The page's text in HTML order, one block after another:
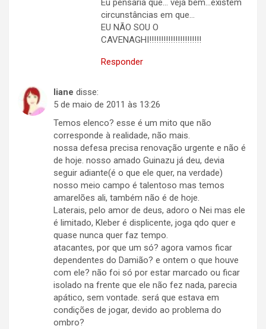
Eu pensaria que… veja bem…existem
circunstâncias em que…
EU NÃO SOU O
CAVENAGHI!!!!!!!!!!!!!!!!!!!!!!
Responder
liane disse:
5 de maio de 2011 às 13:26
Temos elenco? esse é um mito que não
corresponde à realidade, não mais.
nossa defesa precisa renovação urgente e não é
de hoje. nosso amado Guinazu já deu, devia
seguir adiante(é o que ele quer, na verdade)
nosso meio campo é talentoso mas temos
amarelões ali, também não é de hoje.
Laterais, pelo amor de deus, adoro o Nei mas ele
é limitado, Kleber é displicente, joga qdo quer e
quase nunca quer faz tempo.
atacantes, por que um só? agora vamos ficar
dependentes do Damião? e ontem o que houve
com ele? não foi só por estar marcado ou ficar
isolado na frente que ele não fez nada, parecia
apático, sem vontade. será que estava em
condições de jogar, devido ao problema do
ombro?